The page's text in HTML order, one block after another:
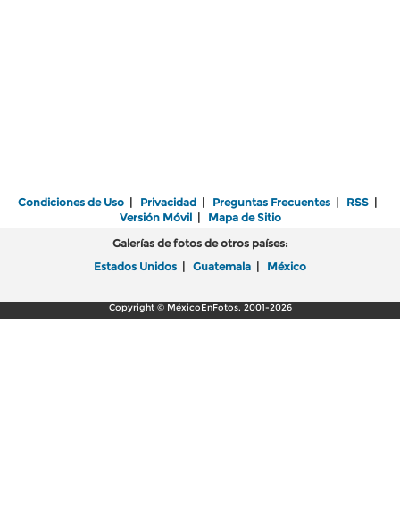
Condiciones de Uso | Privacidad | Preguntas Frecuentes | RSS |
Versión Móvil| Mapa de Sitio
Galerías de fotos de otros países:
Estados Unidos | Guatemala | México
Copyright © MéxicoEnFotos, 2001-2026